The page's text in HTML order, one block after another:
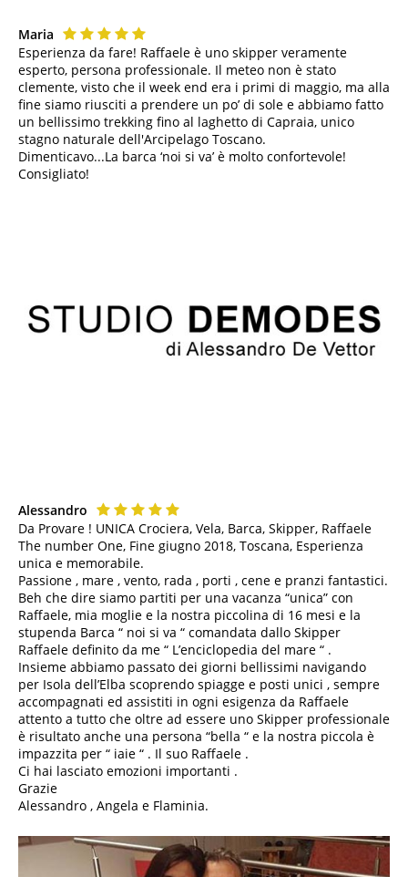
Maria
Esperienza da fare! Raffaele è uno skipper veramente
esperto, persona professionale. Il meteo non è stato
clemente, visto che il week end era i primi di maggio, ma alla
fine siamo riusciti a prendere un po’ di sole e abbiamo fatto
un bellissimo trekking fino al laghetto di Capraia, unico
stagno naturale dell'Arcipelago Toscano.
Dimenticavo...La barca ‘noi si va’ è molto confortevole!
Consigliato!
Alessandro
Da Provare ! UNICA Crociera, Vela, Barca, Skipper, Raffaele
The number One, Fine giugno 2018, Toscana, Esperienza
unica e memorabile.
Passione , mare , vento, rada , porti , cene e pranzi fantastici.
Beh che dire siamo partiti per una vacanza “unica” con
Raffaele, mia moglie e la nostra piccolina di 16 mesi e la
stupenda Barca “ noi si va “ comandata dallo Skipper
Raffaele definito da me “ L’enciclopedia del mare “ .
Insieme abbiamo passato dei giorni bellissimi navigando
per Isola dell’Elba scoprendo spiagge e posti unici , sempre
accompagnati ed assistiti in ogni esigenza da Raffaele
attento a tutto che oltre ad essere uno Skipper professionale
è risultato anche una persona “bella “ e la nostra piccola è
impazzita per “ iaie “ . Il suo Raffaele .
Ci hai lasciato emozioni importanti .
Grazie
Alessandro , Angela e Flaminia.